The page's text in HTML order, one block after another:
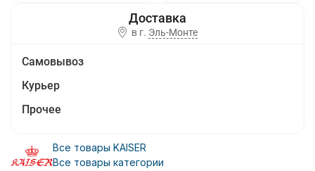
в г. Эль-Монте
Самовывоз
Курьер
Прочее
Все товары KAISER
Все товары категории